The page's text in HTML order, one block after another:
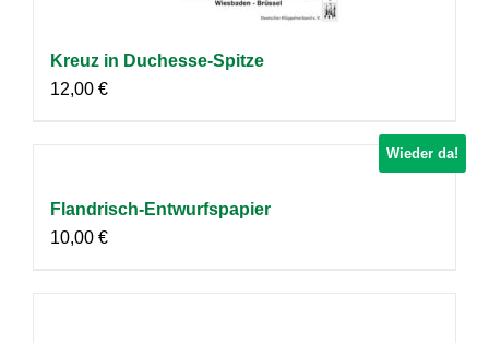
Kreuz in Duchesse-Spitze
12,00 €
Wieder da!
Flandrisch-Entwurfspapier
10,00 €